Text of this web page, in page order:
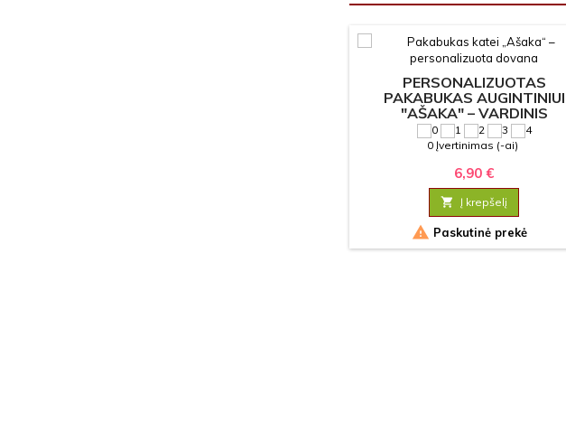
PERSONALIZUOTAS
PAKABUKAS AUGINTINIUI
"AŠAKA" – VARDINIS
PAKABUKAS KATEI
0 Įvertinimas (-ai)
6,90 €
 Į krepšelį
 Paskutinė prekė